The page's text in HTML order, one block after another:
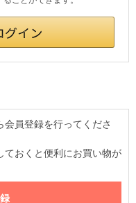
員登録を行ってくださ
ておくと便利にお買い物が